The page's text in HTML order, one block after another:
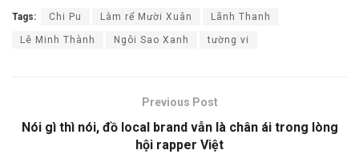
Tags: Chi Pu Làm rể Mười Xuân Lãnh Thanh
Lê Minh Thành Ngôi Sao Xanh tường vi
Previous Post
Nói gì thì nói, đồ local brand vẫn là chân ái trong lòng
hội rapper Việt